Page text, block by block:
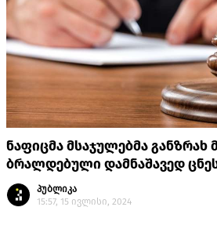
ნაფიცმა მსაჯულებმა
ბრალდებული დამნაშავედ
პუბლიკა
15:57, 15 ივლისი, 2024